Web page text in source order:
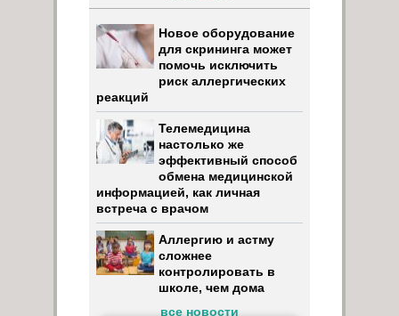
Новое оборудование
для скрининга может
помочь исключить
риск аллергических
реакций
Телемедицина
настолько же
эффективный способ
обмена медицинской
информацией, как личная
встреча с врачом
Аллергию и астму
сложнее
контролировать в
школе, чем дома
все новости